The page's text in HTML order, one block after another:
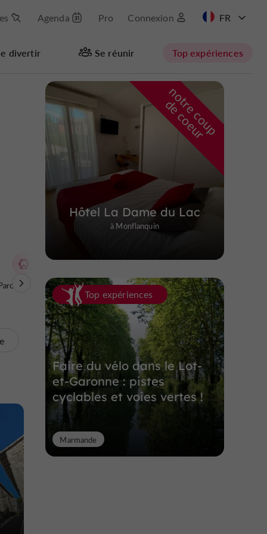
Agenda Pro Connexion
divertir Se réunir Top expériences
Masquer la carte
à thèmes Sites Naturels
n
o
t
r
e
c
o
u
p
d
e
c
o
e
u
r
Hôtel La Dame du Lac
à Monflanquin
Top expériences
Faire du vélo dans le Lot-
et-Garonne : pistes
cyclables et voies vertes !
Marmande